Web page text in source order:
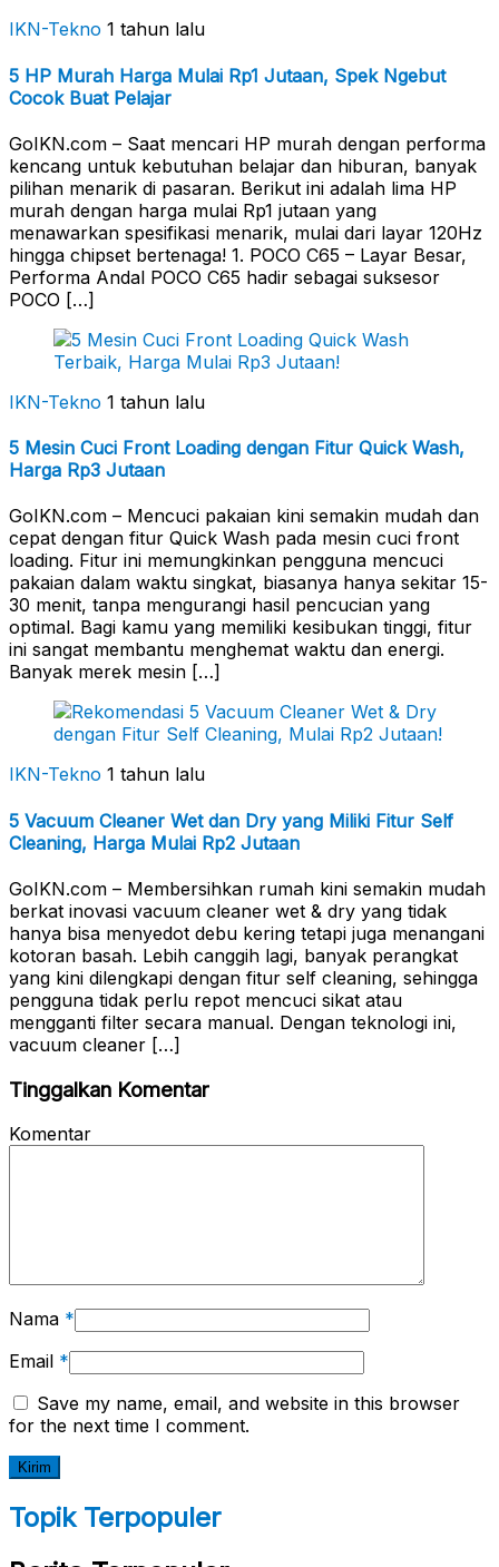
IKN-Tekno 1 tahun lalu
5 HP Murah Harga Mulai Rp1 Jutaan, Spek Ngebut
Cocok Buat Pelajar
GoIKN.com – Saat mencari HP murah dengan performa
kencang untuk kebutuhan belajar dan hiburan, banyak
pilihan menarik di pasaran. Berikut ini adalah lima HP
murah dengan harga mulai Rp1 jutaan yang
menawarkan spesifikasi menarik, mulai dari layar 120Hz
hingga chipset bertenaga! 1. POCO C65 – Layar Besar,
Performa Andal POCO C65 hadir sebagai suksesor
POCO […]
IKN-Tekno 1 tahun lalu
5 Mesin Cuci Front Loading dengan Fitur Quick Wash,
Harga Rp3 Jutaan
GoIKN.com – Mencuci pakaian kini semakin mudah dan
cepat dengan fitur Quick Wash pada mesin cuci front
loading. Fitur ini memungkinkan pengguna mencuci
pakaian dalam waktu singkat, biasanya hanya sekitar 15-
30 menit, tanpa mengurangi hasil pencucian yang
optimal. Bagi kamu yang memiliki kesibukan tinggi, fitur
ini sangat membantu menghemat waktu dan energi.
Banyak merek mesin […]
IKN-Tekno 1 tahun lalu
5 Vacuum Cleaner Wet dan Dry yang Miliki Fitur Self
Cleaning, Harga Mulai Rp2 Jutaan
GoIKN.com – Membersihkan rumah kini semakin mudah
berkat inovasi vacuum cleaner wet & dry yang tidak
hanya bisa menyedot debu kering tetapi juga menangani
kotoran basah. Lebih canggih lagi, banyak perangkat
yang kini dilengkapi dengan fitur self cleaning, sehingga
pengguna tidak perlu repot mencuci sikat atau
mengganti filter secara manual. Dengan teknologi ini,
vacuum cleaner […]
Tinggalkan Komentar
Komentar
Nama *
Email *
Save my name, email, and website in this browser
for the next time I comment.
Topik Terpopuler